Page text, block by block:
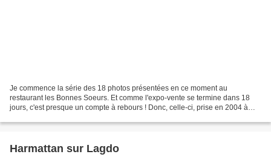
Je commence la série des 18 photos présentées en ce moment au
restaurant les Bonnes Soeurs. Et comme l'expo-vente se termine dans 18
jours, c'est presque un compte à rebours ! Donc, celle-ci, prise en 2004 à
Harmattan sur Lagdo